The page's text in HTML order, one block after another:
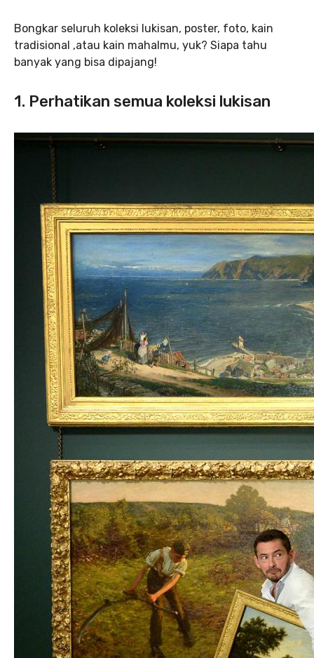
Bongkar seluruh koleksi lukisan, poster, foto, kain
tradisional ,atau kain mahalmu, yuk? Siapa tahu
banyak yang bisa dipajang!
1. Perhatikan semua koleksi lukisan